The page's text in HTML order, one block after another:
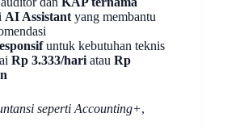
AI Assistant yang membantu
untuk kebutuhan teknis
Rp 3.333/hari atau Rp
seperti Accounting+,